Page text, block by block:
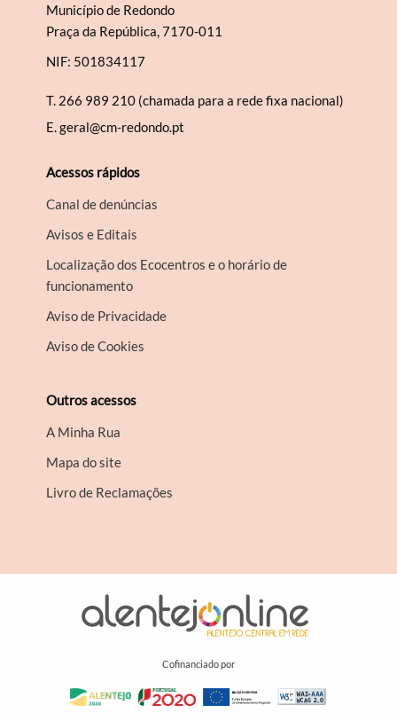
Município de Redondo
Praça da República, 7170-011
NIF: 501834117
T. 266 989 210 (chamada para a rede fixa nacional)
E.geral@cm-redondo.pt
Acessos rápidos
Canal de denúncias
Avisos e Editais
Localização dos Ecocentros e o horário de
funcionamento
Aviso de Privacidade
Aviso de Cookies
Outros acessos
A Minha Rua
Mapa do site
Livro de Reclamações
Cofinanciado por